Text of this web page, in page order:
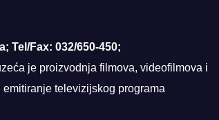
Tel/Fax: 032/650-450;
je proizvodnja filmova, videofilmova i
televizijskog programa